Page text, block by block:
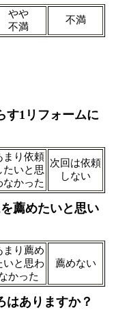
やや
不満
不満
す1リフォームに
まり依頼
たいと思
なかった
次回は依頼
しない
薦めたいと思い
まり薦め
いと思わ
かった
薦めない
はありますか？